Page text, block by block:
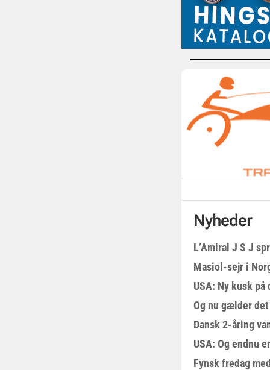
Nyheder
L’Amiral J S J
Masiol-sejr i
USA: Ny kusk på
Og nu gælder
Dansk 2-åring
USA: Og endnu
Fynsk fredag